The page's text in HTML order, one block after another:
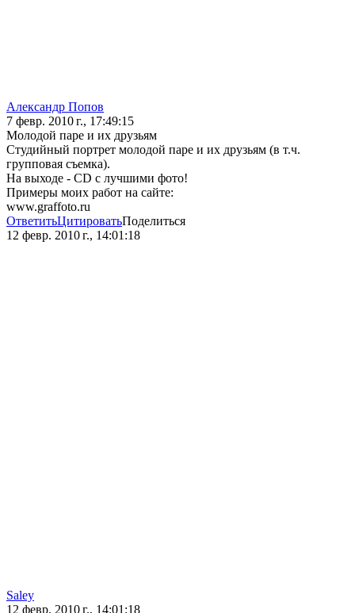
Aлександр Попов
7 февр. 2010 г., 17:49:15
Молодой паре и их друзьям
Студийный портрет молодой паре и их друзьям (в т.ч.
групповая съемка).
На выходе - CD c лучшими фото!
Примеры моих работ на сайте:
www.graffoto.ru
ОтветитьЦитироватьПоделиться
12 февр. 2010 г., 14:01:18
Saley
12 февр. 2010 г., 14:01:18